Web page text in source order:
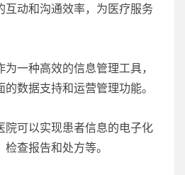
互动和沟通效率，为医疗服务
一种高效的信息管理工具，
数据支持和运营管理功能。
院可以实现患者信息的电子化
查报告和处方等。